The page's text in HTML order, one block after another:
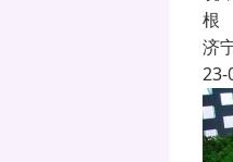
根
济
23-